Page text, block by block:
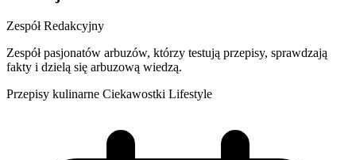
Zespół Redakcyjny
Zespół pasjonatów arbuzów, którzy testują przepisy, sprawdzają
fakty i dzielą się arbuzową wiedzą.
Przepisy kulinarne Ciekawostki Lifestyle